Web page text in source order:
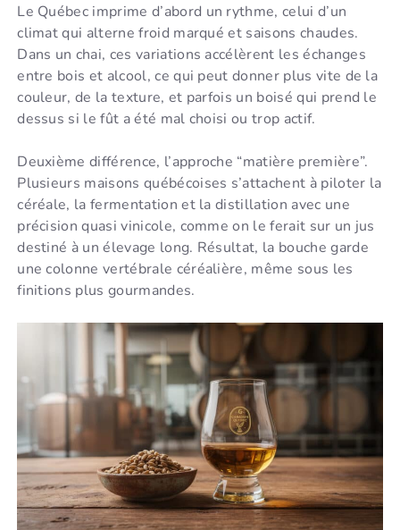
Le Québec imprime d’abord un rythme, celui d’un
climat qui alterne froid marqué et saisons chaudes.
Dans un chai, ces variations accélèrent les échanges
entre bois et alcool, ce qui peut donner plus vite de la
couleur, de la texture, et parfois un boisé qui prend le
dessus si le fût a été mal choisi ou trop actif.
Deuxième différence, l’approche “matière première”.
Plusieurs maisons québécoises s’attachent à piloter la
céréale, la fermentation et la distillation avec une
précision quasi vinicole, comme on le ferait sur un jus
destiné à un élevage long. Résultat, la bouche garde
une colonne vertébrale céréalière, même sous les
finitions plus gourmandes.